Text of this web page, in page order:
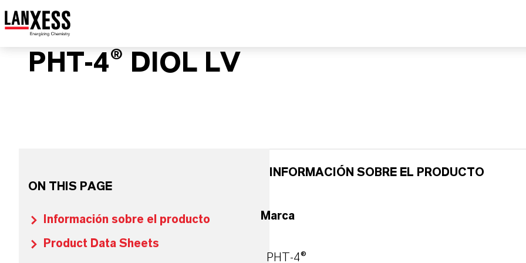
PHT-4® DIOL LV
ON THIS PAGE
Información sobre el producto
Product Data Sheets
INFORMACIÓN SOBRE EL PRODUCTO
Marca
PHT-4®